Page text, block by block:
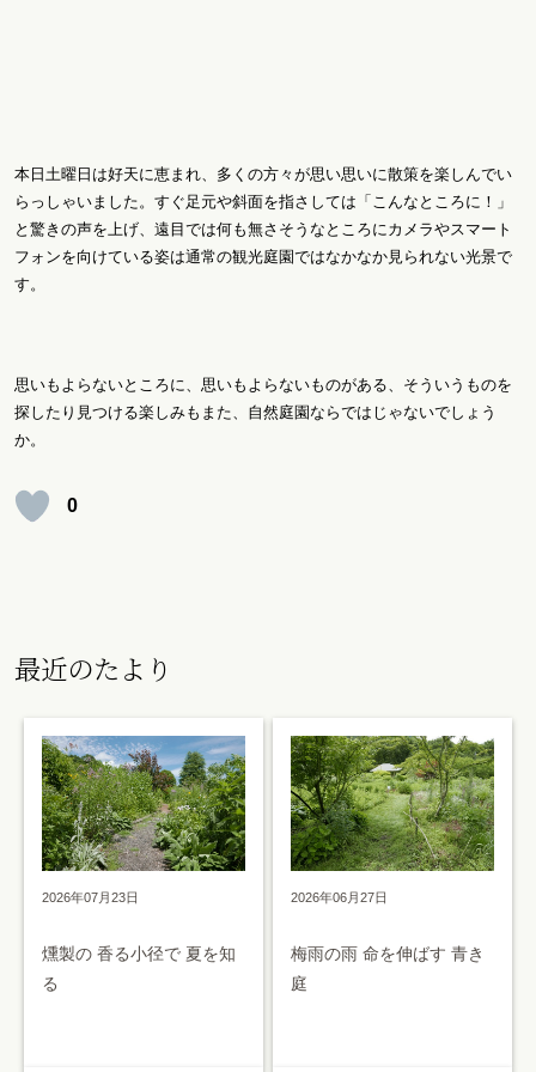
本日土曜日は好天に恵まれ、多くの方々が思い思いに散策を楽しんでい
らっしゃいました。すぐ足元や斜面を指さしては「こんなところに！」
と驚きの声を上げ、遠目では何も無さそうなところにカメラやスマート
フォンを向けている姿は通常の観光庭園ではなかなか見られない光景で
す。
思いもよらないところに、思いもよらないものがある、そういうものを
探したり見つける楽しみもまた、自然庭園ならではじゃないでしょう
か。
0
最近のたより
2026年07月23日
燻製の 香る小径で 夏を知
る
2026年06月27日
梅雨の雨 命を伸ばす 青き
庭